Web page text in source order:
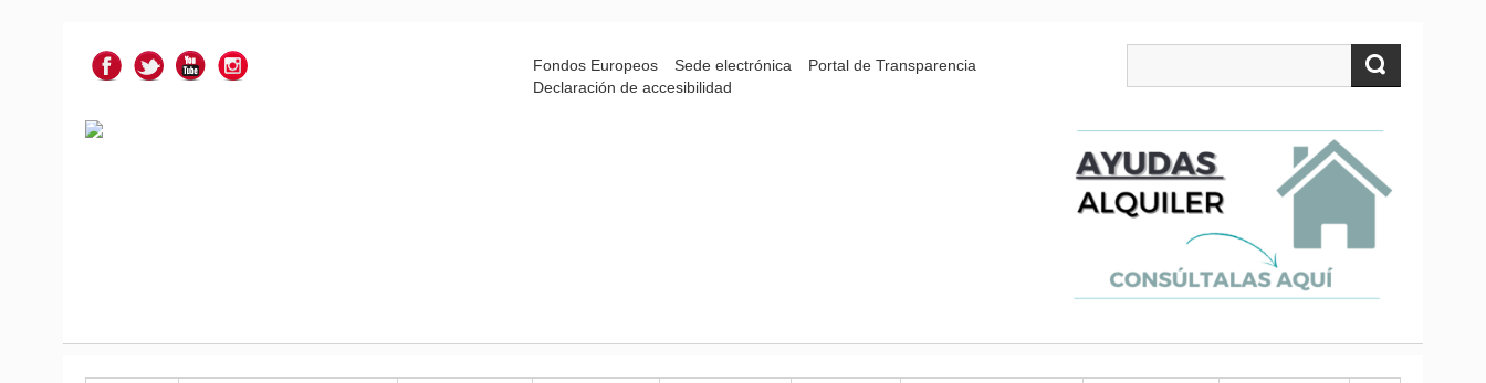
Fondos Europeos Sede electrónica
Portal de Transparencia
Declaración de accesibilidad